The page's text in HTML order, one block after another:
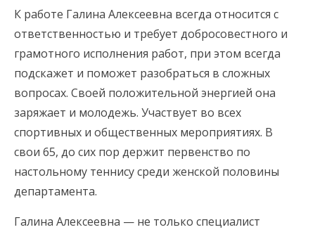
К работе Галина Алексеевна всегда относится с
ответственностью и требует добросовестного и
грамотного исполнения работ, при этом всегда
подскажет и поможет разобраться в сложных
вопросах. Своей положительной энергией она
заряжает и молодежь. Участвует во всех
спортивных и общественных мероприятиях. В
свои 65, до сих пор держит первенство по
настольному теннису среди женской половины
департамента.
Галина Алексеевна — не только специалист